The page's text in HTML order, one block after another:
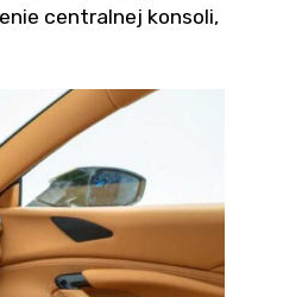
centralnej konsoli,